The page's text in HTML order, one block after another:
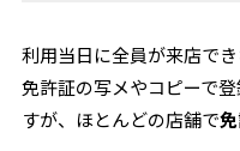
利用当日に全員が来店で
免許証の写メやコピーで
すが、ほとんどの店舗で